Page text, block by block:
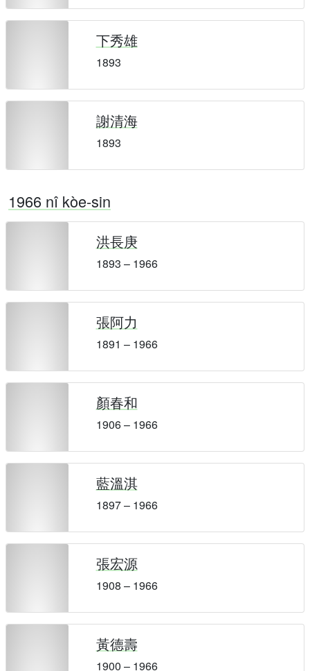
下秀雄
1893
謝清海
1893
1966 nî kòe-sin
洪長庚
1893 – 1966
張阿力
1891 – 1966
顏春和
1906 – 1966
藍溫淇
1897 – 1966
張宏源
1908 – 1966
黃德壽
1900 – 1966